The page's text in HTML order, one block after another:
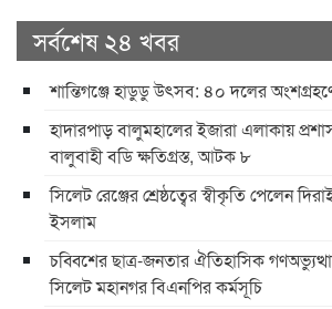
সর্বশেষ ২৪ খবর
শান্তিগঞ্জে হাডুডু উৎসব: ৪০ দলের
হাদারপাড় বালুমহালের ইজারা এলাকায়
বালুবাহী বডি ক্ষতিগ্রস্ত, আটক ৮
সিলেট রেঞ্জের শ্রেষ্ঠত্বের স্বীকৃতি পেলেন
ইসলাম
চব্বিশের ছাত্র-জনতার ঐতিহাসিক
সিলেট মহানগর বিএনপির কর্মসূচি